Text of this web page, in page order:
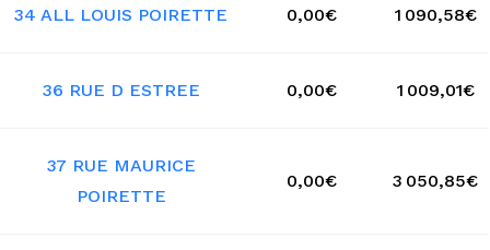
34 ALL LOUIS POIRETTE 0,00€ 1 090,58€
36 RUE D ESTREE 0,00€ 1 009,01€
37 RUE MAURICE
POIRETTE
0,00€ 3 050,85€